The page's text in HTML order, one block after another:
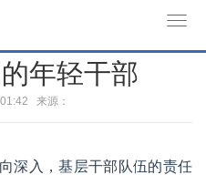
o
n
年轻干部
来源：
入，基层干部队伍的责任